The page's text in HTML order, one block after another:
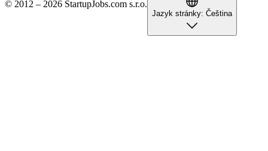
© 2012 – 2026 StartupJobs.com s.r.o.
Jazyk stránky: Čeština